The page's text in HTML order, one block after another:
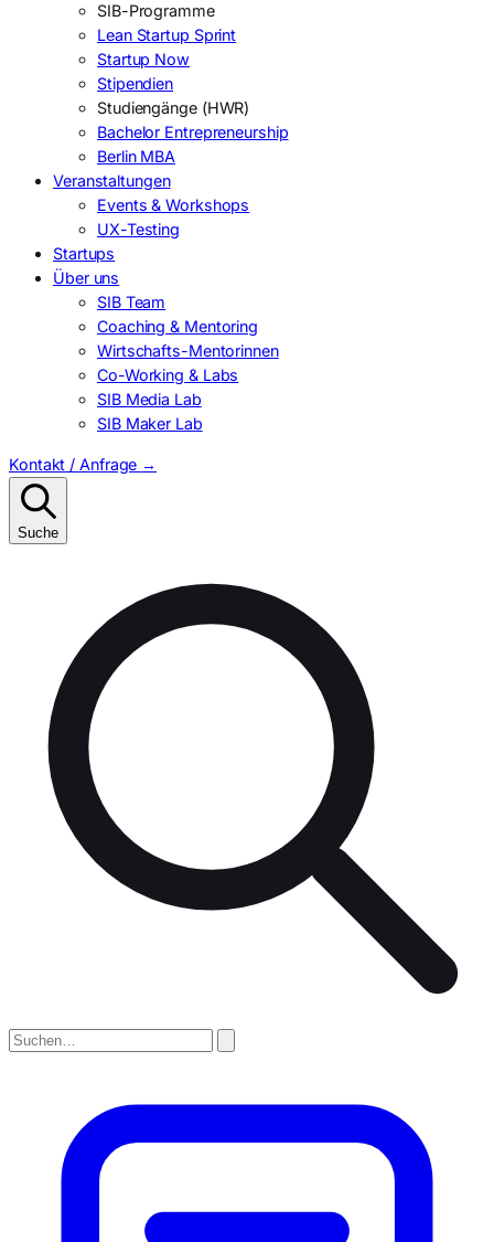
SIB-Programme
Lean Startup Sprint
Startup Now
Stipendien
Studiengänge (HWR)
Bachelor Entrepreneurship
Berlin MBA
Veranstaltungen
Events & Workshops
UX-Testing
Startups
Über uns
SIB Team
Coaching & Mentoring
Wirtschafts-Mentorinnen
Co-Working & Labs
SIB Media Lab
SIB Maker Lab
Kontakt / Anfrage →
Suche